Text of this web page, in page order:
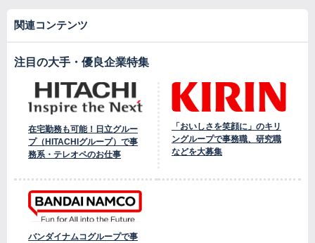
関連コンテンツ
注目の大手・優良企業特集
在宅勤務も可能！日立グルー
プ（HITACHIグループ）で事
務系・テレオペのお仕事
「おいしさを笑顔に」のキリ
ングループで事務職、研究職
などを大募集
バンダイナムコグループで事